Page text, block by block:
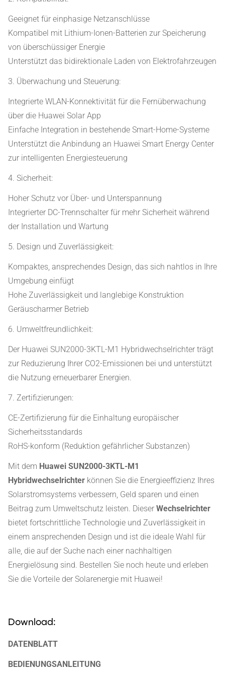
Geeignet für einphasige Netzanschlüsse
Kompatibel mit Lithium-Ionen-Batterien zur Speicherung
von überschüssiger Energie
Unterstützt das bidirektionale Laden von Elektrofahrzeugen
3. Überwachung und Steuerung:
Integrierte WLAN-Konnektivität für die Fernüberwachung
über die Huawei Solar App
Einfache Integration in bestehende Smart-Home-Systeme
Unterstützt die Anbindung an Huawei Smart Energy Center
zur intelligenten Energiesteuerung
4. Sicherheit:
Hoher Schutz vor Über- und Unterspannung
Integrierter DC-Trennschalter für mehr Sicherheit während
der Installation und Wartung
5. Design und Zuverlässigkeit:
Kompaktes, ansprechendes Design, das sich nahtlos in Ihre
Umgebung einfügt
Hohe Zuverlässigkeit und langlebige Konstruktion
Geräuscharmer Betrieb
6. Umweltfreundlichkeit:
Der Huawei SUN2000-3KTL-M1 Hybridwechselrichter trägt
zur Reduzierung Ihrer CO2-Emissionen bei und unterstützt
die Nutzung erneuerbarer Energien.
7. Zertifizierungen:
CE-Zertifizierung für die Einhaltung europäischer
Sicherheitsstandards
RoHS-konform (Reduktion gefährlicher Substanzen)
Mit dem Huawei SUN2000-3KTL-M1
Hybridwechselrichter können Sie die Energieeffizienz Ihres
Solarstromsystems verbessern, Geld sparen und einen
Beitrag zum Umweltschutz leisten. Dieser Wechselrichter
bietet fortschrittliche Technologie und Zuverlässigkeit in
einem ansprechenden Design und ist die ideale Wahl für
alle, die auf der Suche nach einer nachhaltigen
Energielösung sind. Bestellen Sie noch heute und erleben
Sie die Vorteile der Solarenergie mit Huawei!
Download:
DATENBLATT
BEDIENUNGSANLEITUNG